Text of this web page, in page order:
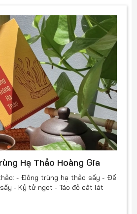
giá theo ngày –
chuẩn phân loại. Chúng tôi
Hoàng Gia – Giá trị thực, trái cây
chọn xứng đáng cho sức khỏe và
Hạ Thảo Hoàng Gia
sấy - Đế
- Kỷ tử ngọt - Táo đỏ cắt lát